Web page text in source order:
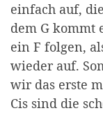
einfach auf,
dem G kommt
ein F folgen,
wieder auf.
wir das erste
Cis sind die